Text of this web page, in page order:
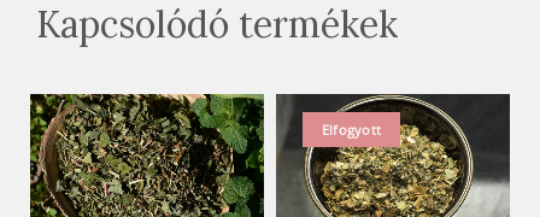
Kapcsolódó termékek
Elfogyott